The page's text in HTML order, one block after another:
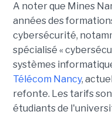
A noter que Mines
années des
cybersécurité,
spécialisé «
systèmes
Télécom Nancy,
refonte. Les tarifs
étudiants de